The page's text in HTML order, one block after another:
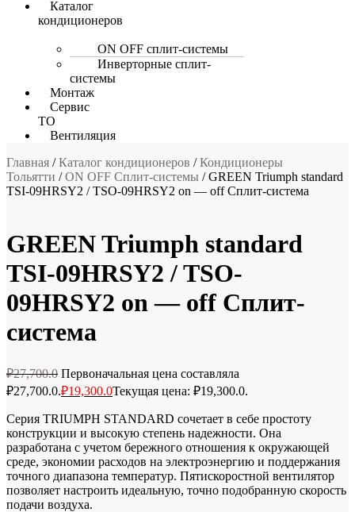
Каталог
кондиционеров
ON OFF сплит-системы
Инверторные сплит-
системы
Монтаж
Сервис
ТО
Вентиляция
Главная /Каталог кондиционеров /Кондиционеры
Тольятти /ON OFF Сплит-системы / GREEN Triumph standard
TSI-09HRSY2 / TSO-09HRSY2 on — off Сплит-система
GREEN Triumph standard
TSI-09HRSY2 / TSO-
09HRSY2 on — off Сплит-
система
₽27,700.0 Первоначальная цена составляла
₽27,700.0.₽19,300.0Текущая цена: ₽19,300.0.
Серия TRIUMPH STANDARD сочетает в себе простоту
конструкции и высокую степень надежности. Она
разработана с учетом бережного отношения к окружающей
среде, экономии расходов на электроэнергию и поддержания
точного диапазона температур. Пятискоростной вентилятор
позволяет настроить идеальную, точно подобранную скорость
подачи воздуха.